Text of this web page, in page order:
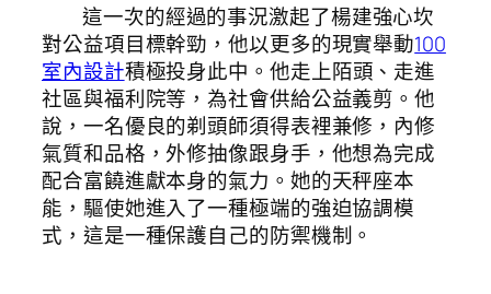
這一次的經過的事況激起了楊建強心坎
對公益項目標幹勁，他以更多的現實舉動100
室內設計積極投身此中。他走上陌頭、走進
社區與福利院等，為社會供給公益義剪。他
說，一名優良的剃頭師須得表裡兼修，內修
氣質和品格，外修抽像跟身手，他想為完成
配合富饒進獻本身的氣力。她的天秤座本
能，驅使她進入了一種極端的強迫協調模
式，這是一種保護自己的防禦機制。